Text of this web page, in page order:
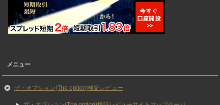
メニュー
ザ・オプション(The option)検証レビュー